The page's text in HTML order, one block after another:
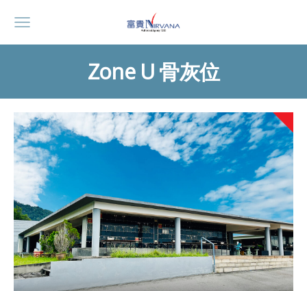
Zone U 骨灰位